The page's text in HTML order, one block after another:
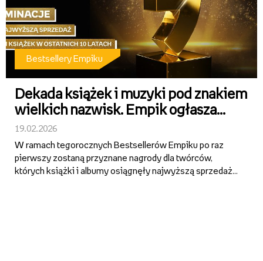
Bestsellery Empiku
Dekada książek i muzyki pod znakiem
wielkich nazwisk. Empik ogłasza
nominacje do Bestsellerów 10-lecia
19.02.2026
W ramach tegorocznych Bestsellerów Empiku po raz
pierwszy zostaną przyznane nagrody dla twórców,
których książki i albumy osiągnęły najwyższą sprzedaż